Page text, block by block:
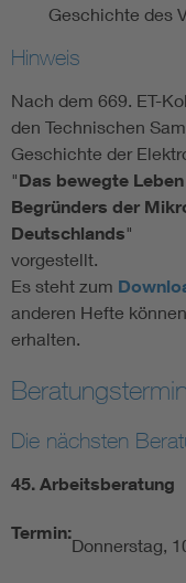
Geschichte des
Hinweis
Nach dem 669. ET-
den Technischen
Geschichte der
"Das bewegte
Begründers der
Deutschlands"
vorgestellt.
Es steht zum
anderen Hefte
erhalten.
Die nächsten
45. Arbeitsberatung
Termin:
Donnerstag,